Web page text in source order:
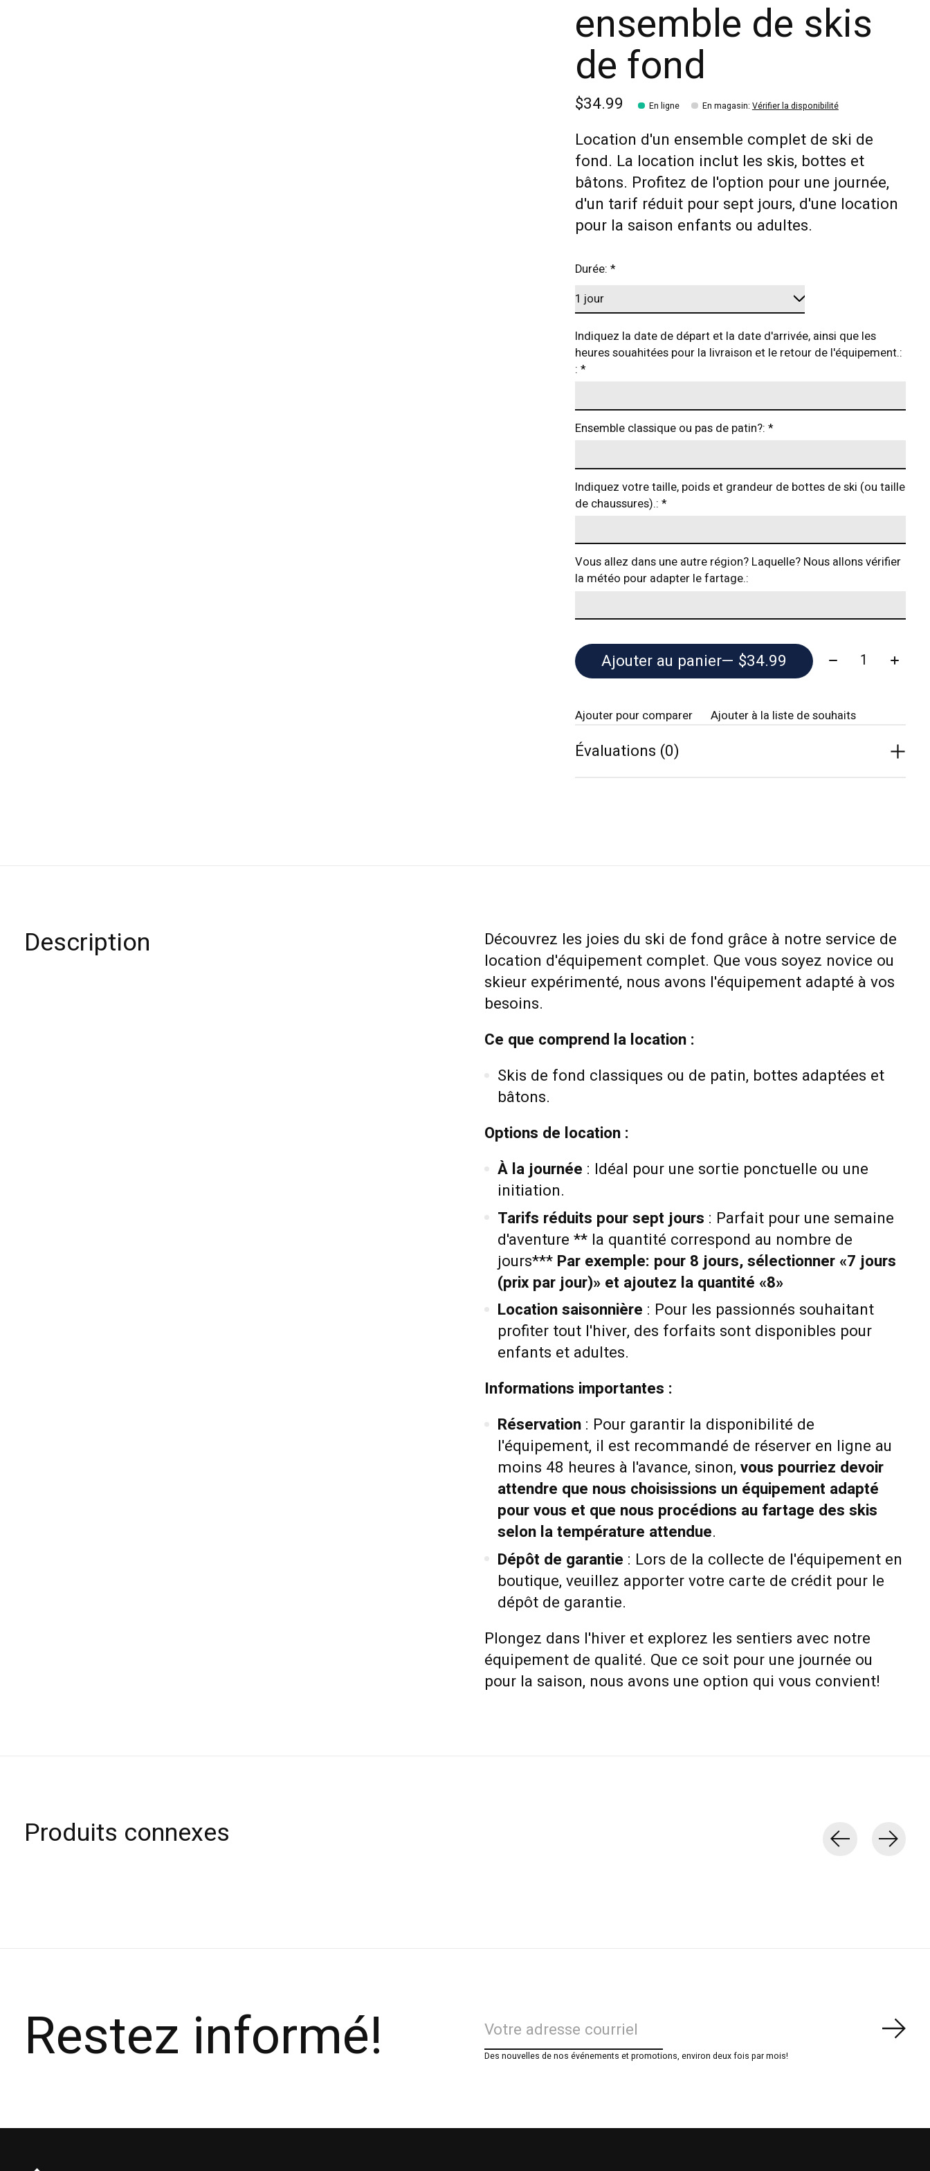
ensemble de skis
de fond
$34.99 En ligne En magasin: Vérifier la disponibilité
Location d'un ensemble complet de ski de
fond. La location inclut les skis, bottes et
bâtons. Profitez de l'option pour une journée,
d'un tarif réduit pour sept jours, d'une location
pour la saison enfants ou adultes.
Durée:*
Indiquez la date de départ et la date d'arrivée, ainsi que les
heures souahitées pour la livraison et le retour de l'équipement.:
:*
Ensemble classique ou pas de patin?:*
Indiquez votre taille, poids et grandeur de bottes de ski (ou taille
de chaussures).:*
Vous allez dans une autre région? Laquelle? Nous allons vérifier
la météo pour adapter le fartage.:
Ajouter au panier — $34.99 Quantité:
Ajouter pour comparer Ajouter à la liste de souhaits
Évaluations (0)
Description
Découvrez les joies du ski de fond grâce à notre service de
location d'équipement complet. Que vous soyez novice ou
skieur expérimenté, nous avons l'équipement adapté à vos
besoins.
Ce que comprend la location :
Skis de fond classiques ou de patin, bottes adaptées et
bâtons.
Options de location :
À la journée : Idéal pour une sortie ponctuelle ou une
initiation.
Tarifs réduits pour sept jours : Parfait pour une semaine
d'aventure ** la quantité correspond au nombre de
jours*** Par exemple: pour 8 jours, sélectionner «7 jours
(prix par jour)» et ajoutez la quantité «8»
Location saisonnière : Pour les passionnés souhaitant
profiter tout l'hiver, des forfaits sont disponibles pour
enfants et adultes.
Informations importantes :
Réservation: Pour garantir la disponibilité de
l'équipement, il est recommandé de réserver en ligne au
moins 48 heures à l'avance, sinon, vous pourriez devoir
attendre que nous choisissions un équipement adapté
pour vous et que nous procédions au fartage des skis
selon la température attendue.
Dépôt de garantie : Lors de la collecte de l'équipement en
boutique, veuillez apporter votre carte de crédit pour le
dépôt de garantie.
Plongez dans l'hiver et explorez les sentiers avec notre
équipement de qualité. Que ce soit pour une journée ou
pour la saison, nous avons une option qui vous convient!
Produits connexes
Restez informé! Des nouvelles de nos événements et promotions, environ deux fois par mois!